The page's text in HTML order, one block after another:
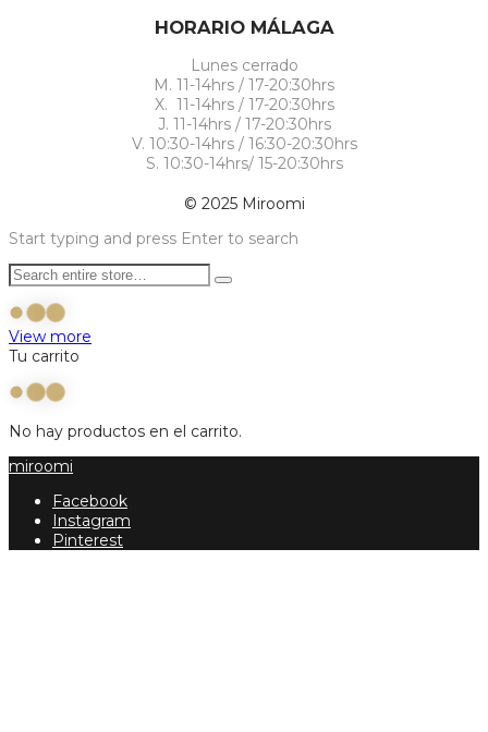
HORARIO MÁLAGA
Lunes cerrado
M. 11-14hrs / 17-20:30hrs
X. 11-14hrs / 17-20:30hrs
J. 11-14hrs / 17-20:30hrs
V. 10:30-14hrs / 16:30-20:30hrs
S. 10:30-14hrs/ 15-20:30hrs
© 2025 Miroomi
Start typing and press Enter to search
View more
Tu carrito
No hay productos en el carrito.
miroomi
Facebook
Instagram
Pinterest